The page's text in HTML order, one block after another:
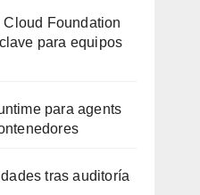
Foundation
para equipos
para agents
tras auditoría